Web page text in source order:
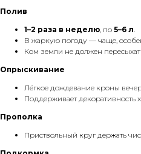
Полив
1–2 раза в неделю, по 5–6 л.
В жаркую погоду — чаще,
Ком земли не должен
Опрыскивание
Лёгкое дождевание кроны
Поддерживает декоративность
Прополка
Приствольный круг держать